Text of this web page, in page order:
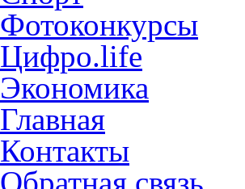
Фотоконкурсы
Цифро.life
Экономика
Главная
Контакты